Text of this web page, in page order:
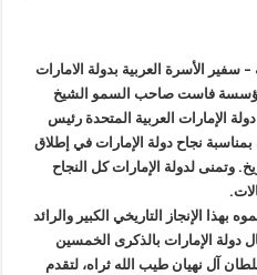
الشيخ
محمد
بن
راشد
بنجاح
إطلاق
(مسبار
الأمل)
الأسرة العربية بدولة الامارات
لمؤسسة فاست صاحب السمو الشيخ
الإمارات العربية المتحدة رئيس
نجاح دولة الإمارات في إطلاق
وتمنى لدولة الإمارات كل النجاح
الإنجاز التاريخي الكبير والرائد
دولة الإمارات بالذكرى الخمسين
آل نهيان طيب الله ثراه، لتقدم